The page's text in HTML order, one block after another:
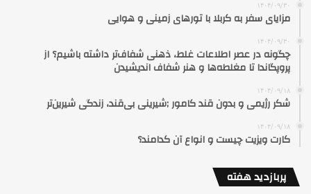
۱۴۰۴/۰۹/۳۰
مزایای سفر به کربلا با تورهای زمینی و هوایی
۱۴۰۴/۰۹/۳۰
چگونه در عصر اطلاعات غلط، ذهنی شفاف‌تر داشته باشیم؟ از
پروپگاندا تا مغلطه‌ها و هنر شفاف اندیشیدن
۱۴۰۴/۰۹/۱۸
شکر رژیمی و بدون قند کامور ;شیرینی بی‌قند، زندگی شیرین‌تر
۱۴۰۴/۰۹/۱۸
کارت ویزیت چیست و انواع آن کدامند؟
پربازدید هفته